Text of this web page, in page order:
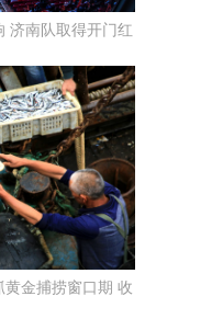
济南队取得开门红
黄金捕捞窗口期 收